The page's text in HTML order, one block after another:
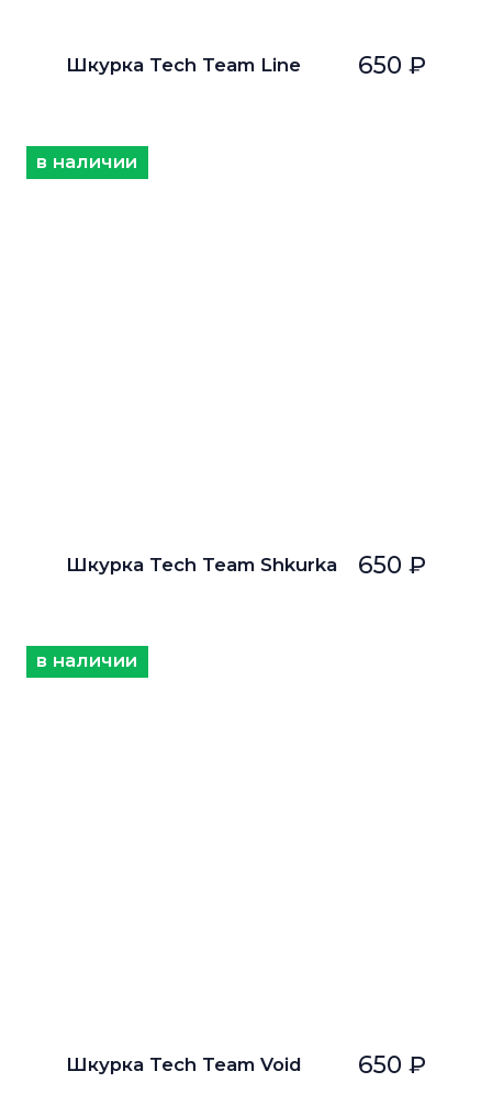
Шкурка Tech Team Line 650 ₽
Шкурка Tech Team Shkurka 650 ₽
в наличии
Шкурка Tech Team Void 650 ₽
в наличии